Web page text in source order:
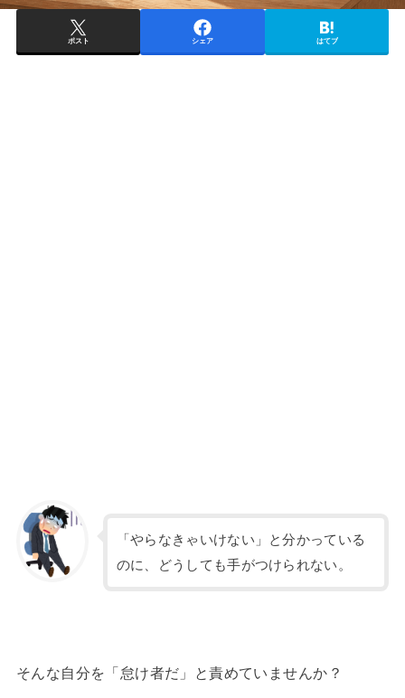
ポスト シェア はてブ
「やらなきゃいけない」と分かっている
のに、どうしても手がつけられない。
そんな自分を「怠け者だ」と責めていませんか？